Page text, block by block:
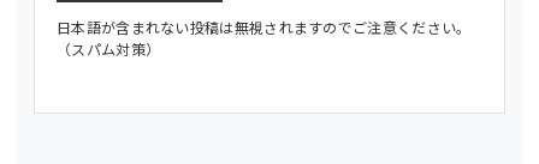
日本語が含まれない投稿は無視されますのでご注意ください。
（スパム対策）